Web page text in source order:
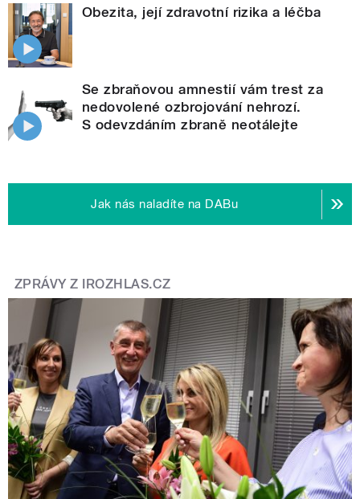
Obezita, její zdravotní rizika a léčba
Se zbraňovou amnestií vám trest za
nedovolené ozbrojování nehrozí.
S odevzdáním zbraně neotálejte
Jak nás naladíte na DABu
ZPRÁVY Z IROZHLAS.CZ